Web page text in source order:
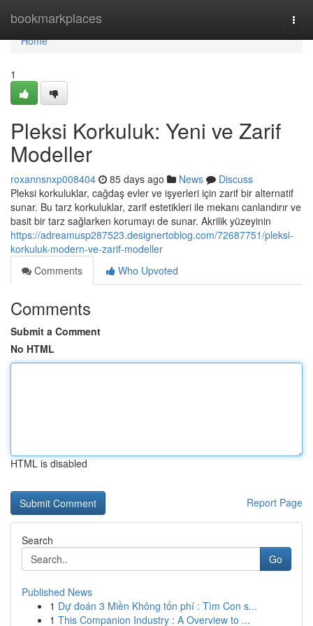
bookmarkplaces
Home
Home
1
Pleksi Korkuluk: Yeni ve Zarif
Modeller
roxannsnxp008404 85 days ago News
Discuss
Pleksi korkuluklar, cağdaş evler ve işyerleri için zarif bir alternatif
sunar. Bu tarz korkuluklar, zarif estetikleri ile mekanı canlandırır ve
basit bir tarz sağlarken korumayı de sunar. Akrilik yüzeyinin
https://adreamusp287523.designertoblog.com/72687751/pleksi-
korkuluk-modern-ve-zarif-modeller
Comments
Who Upvoted
Comments
Submit a Comment
No HTML
HTML is disabled
Report Page
Search
Go
Published News
1 Dự đoán 3 Miền Không tốn phí : Tìm Con s...
1 This Companion Industry : A Overview to ...